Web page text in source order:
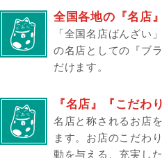
全国各地の『名店
「全国名店ばんざい
の名店としての『ブ
だけます。
『名店』『こだわ
名店と称されるお店
ます。お店のこだわ
動を与える、充実し